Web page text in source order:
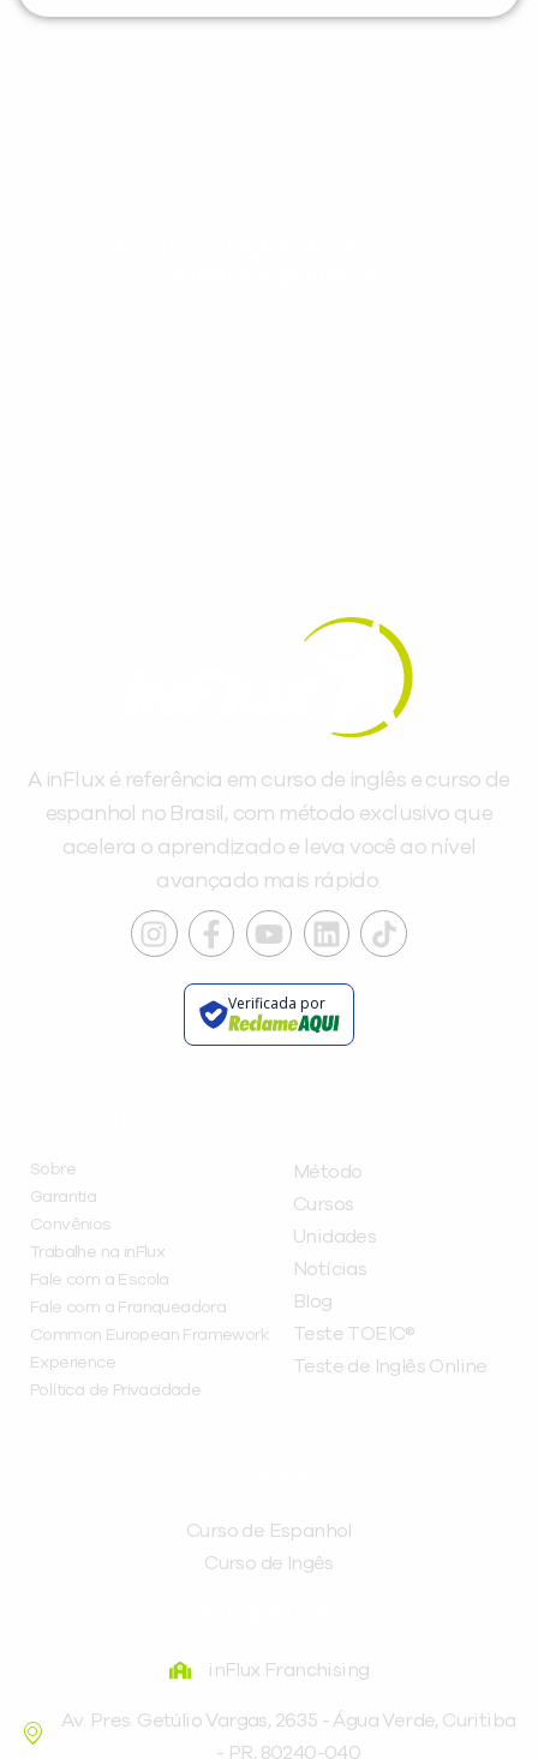
A inFlux é referência em curso de inglês e curso de
espanhol no Brasil, com método exclusivo que
acelera o aprendizado e leva você ao nível
avançado mais rápido.
Verificada por
Sobre
Garantia
Convênios
Trabalhe na inFlux
Fale com a Escola
Fale com a Franqueadora
Common European Framework
Experience
Política de Privacidade
Método
Cursos
Unidades
Notícias
Blog
Teste TOEIC®
Teste de Inglês Online
Curso de Espanhol
Curso de Ingês
inFlux Franchising
Av. Pres. Getúlio Vargas, 2635 - Água Verde, Curitiba
- PR, 80240-040